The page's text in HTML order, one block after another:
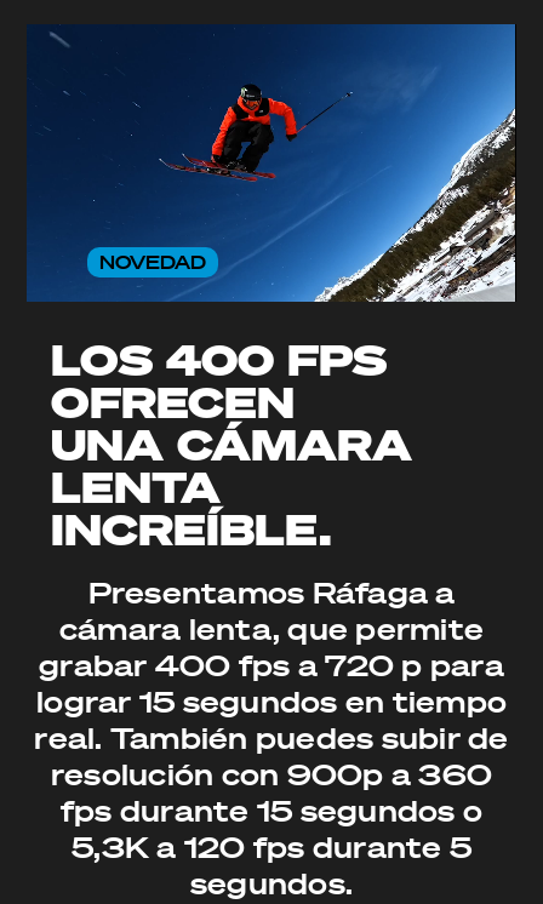
LOS 400 FPS
OFRECEN
UNA CÁMARA
LENTA
INCREÍBLE.
NOVEDAD
Presentamos Ráfaga a
cámara lenta, que permite
grabar 400 fps a 720 p para
lograr 15 segundos en tiempo
real. También puedes subir de
resolución con 900p a 360
fps durante 15 segundos o
5,3K a 120 fps durante 5
segundos.